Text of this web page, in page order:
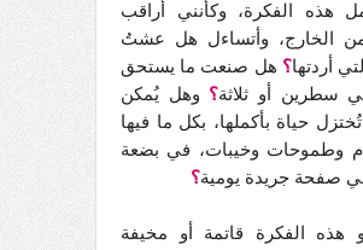
هذه الفكرة، وكأنني أراقب
الخارج، وأتساءل هل عشتُ
أردتها؟ هل صنعت ما يستحق
سطرين أو ثلاثة؟ وهل يُمكن
حياة بأكملها، بكل ما فيها
وطموحات وخيبات، في بضعة
صفحة جريدة يومية؟
هذه الفكرة قاتمة أو مخيفة